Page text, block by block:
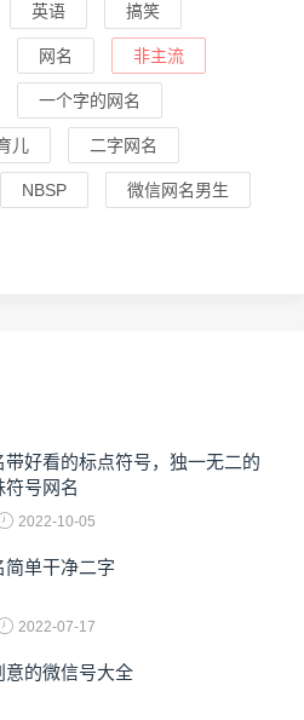
英语 搞笑
网名 非主流
一个字的网名
儿 二字网名
NBSP 微信网名男生
带好看的标点符号，独一无二的
符号网名
2022-10-05
简单干净二字
2022-07-17
意的微信号大全